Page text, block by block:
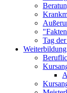
Tag
Weiterbildung